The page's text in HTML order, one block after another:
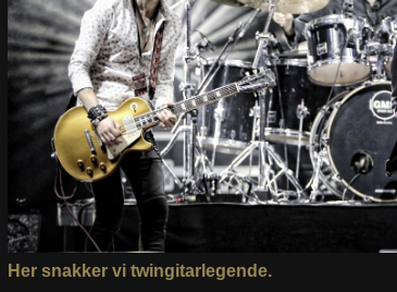
Her snakker vi twingitarlegende.